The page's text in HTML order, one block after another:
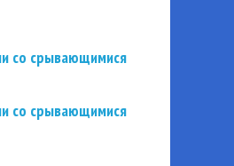
со срывающимися
со срывающимися